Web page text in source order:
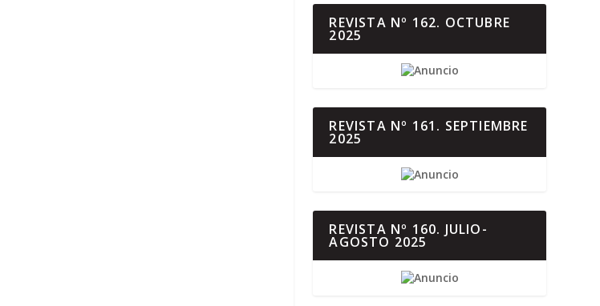
REVISTA Nº 162. OCTUBRE
2025
REVISTA Nº 161. SEPTIEMBRE
2025
REVISTA Nº 160. JULIO-
AGOSTO 2025